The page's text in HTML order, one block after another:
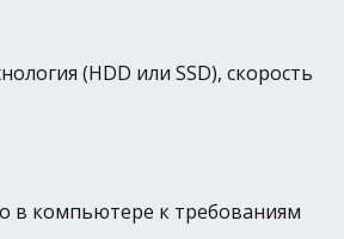
(HDD или SSD), скорость
в компьютере к требованиям